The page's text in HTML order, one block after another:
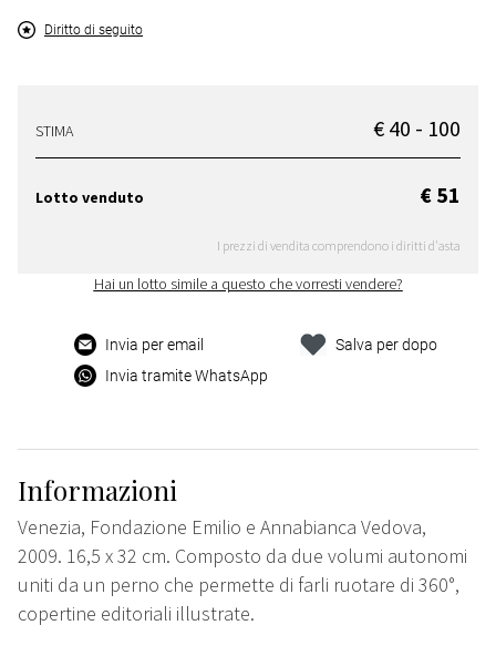
Diritto di seguito
STIMA € 40 - 100
Lotto venduto € 51
I prezzi di vendita comprendono i diritti d'asta
Hai un lotto simile a questo che vorresti vendere?
Invia per email
Invia tramite WhatsApp
Salva per dopo
Informazioni
Venezia, Fondazione Emilio e Annabianca Vedova,
2009. 16,5 x 32 cm. Composto da due volumi autonomi
uniti da un perno che permette di farli ruotare di 360°,
copertine editoriali illustrate.